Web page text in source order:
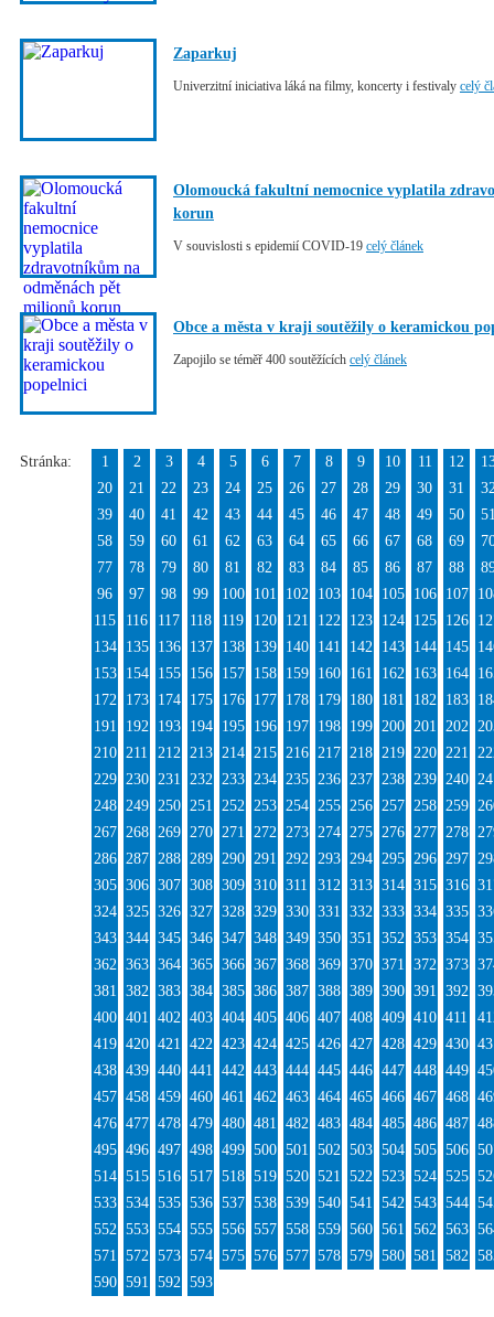
Zaparkuj
Univerzitní iniciativa láká na filmy, koncerty i festivaly celý
Olomoucká fakultní nemocnice vyplatila
korun
V souvislosti s epidemií COVID-19 celý článek
Obce a města v kraji soutěžily o keramickou
Zapojilo se téměř 400 soutěžících celý článek
Stránka: 1 2 3 4 5 6 7 8 9 10 11 12
20
21 22 23 24 25 26 27 28 29 30 31
39
40 41 42 43 44 45 46 47 48 49 50
58
59 60 61 62 63 64 65 66 67 68 69
77
78 79 80 81 82 83 84 85 86 87 88
96
97 98 99 100 101 102 103 104 105 106 107
115
116 117 118 119 120 121 122 123 124 125 126
134
135 136 137 138 139 140 141 142 143 144 145
153
154 155 156 157 158 159 160 161 162 163 164
172
173 174 175 176 177 178 179 180 181 182 183
191
192 193 194 195 196 197 198 199 200 201 202
210 211 212 213 214 215 216 217 218 219 220 221
229 230 231 232 233 234 235 236 237 238 239 240
248 249 250 251 252 253 254 255 256 257 258 259
267 268 269 270 271 272 273 274 275 276 277 278
286 287 288 289 290 291 292 293 294 295 296 297
305 306 307 308 309 310 311 312 313 314 315 316
324 325 326 327 328 329 330 331 332 333 334 335
343 344 345 346 347 348 349 350 351 352 353 354
362 363 364 365 366 367 368 369 370 371 372 373
381 382 383 384 385 386 387 388 389 390 391 392
400 401 402 403 404 405 406 407 408 409 410 411
419 420 421 422 423 424 425 426 427 428 429 430
438 439 440 441 442 443 444 445 446 447 448 449
457 458 459 460 461 462 463 464 465 466 467 468
476 477 478 479 480 481 482 483 484 485 486 487
495 496 497 498 499 500 501 502 503 504 505 506
514 515 516 517 518 519 520 521 522 523 524 525
533 534 535 536 537 538 539 540 541 542 543 544
552 553 554 555 556 557 558 559 560 561 562 563
571 572 573 574 575 576 577 578 579 580 581 582
590 591 592 593